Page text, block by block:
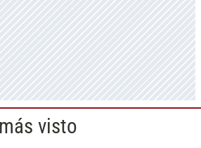
visto